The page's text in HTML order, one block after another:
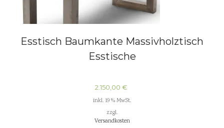
Esstisch Baumkante Massivholztisch
Esstische
2.150,00 €
inkl. 19 % MwSt.
zzgl.
Versandkosten